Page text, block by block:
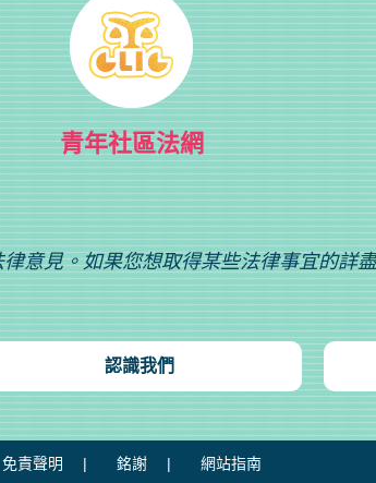
青年社區法網
意見。如果您想取得某些法律事宜的詳
認識我們
免責聲明 銘謝 網站指南